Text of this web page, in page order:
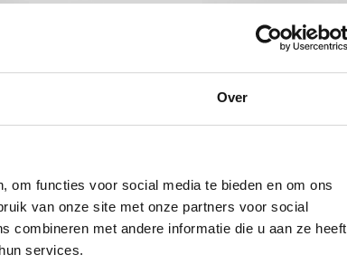
Over
om functies voor social media te bieden en om ons
van onze site met onze partners voor social
combineren met andere informatie die u aan ze heeft
services.